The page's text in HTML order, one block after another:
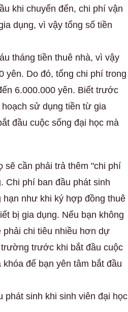
khi chuyển đến, chi phí vận
dụng, vì vậy tổng số tiền
tháng tiền thuê nhà, vì vậy
yên. Do đó, tổng chi phí trong
6.000.000 yên. Biết trước
sử dụng tiền từ gia
đầu cuộc sống đại học mà
sẽ cần phải trả thêm "chi phí
Chi phí ban đầu phát sinh
như khi ký hợp đồng thuê
bị gia dụng. Nếu bạn không
phải chi tiêu nhiều hơn dự
trước khi bắt đầu cuộc
để bạn yên tâm bắt đầu
phát sinh khi sinh viên đại học